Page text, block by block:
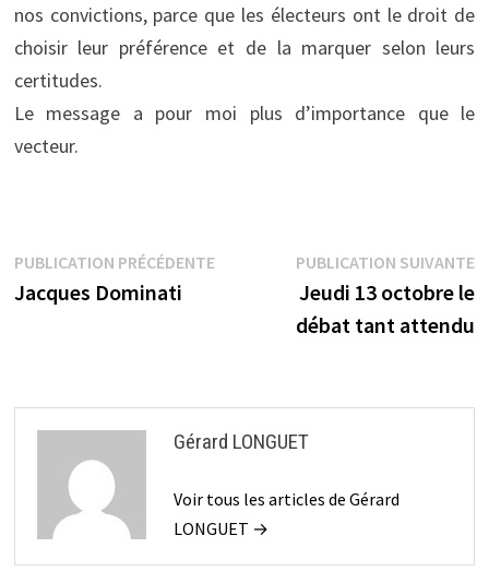
nos convictions, parce que les électeurs ont le droit de
choisir leur préférence et de la marquer selon leurs
certitudes.
Le message a pour moi plus d’importance que le
vecteur.
Navigation
de
PUBLICATION PRÉCÉDENTEPublication
précédente :
Jacques Dominati
PUBLICATION SUIVANTE
Jeudi 13 octobre le
débat tant attendu
Gérard LONGUET
Voir tous les articles de Gérard
LONGUET →